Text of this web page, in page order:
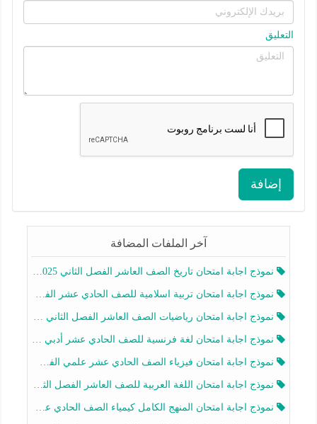
التعليق
إضافة
آخر الملفات المضافة
نموذج اجابة امتحان تاريخ الصف العاشر الفصل الثاني 2025-2026
نموذج اجابة امتحان تربية اسلامية للصف الحادي عشر الفصل الثاني 2025-2026
نموذج اجابة امتحان رياضيات الصف العاشر الفصل الثاني 2025-2026
نموذج اجابة امتحان لغة فرنسية للصف الحادي عشر أدبي الفصل الثاني 2025-2026
نموذج اجابة امتحان فيزياء الصف الحادي عشر علمي الفصل الثاني 2025-2026
نموذج اجابة امتحان اللغة العربية للصف العاشر الفصل الثاني 2025-2026
نموذج اجابة امتحان المنهج الكامل كيمياء الصف الحادي عشر علمي الفصل الثاني 2025-2026